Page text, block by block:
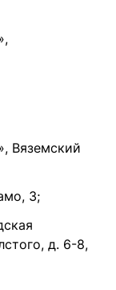
Вяземский
3;
д. 6-8,